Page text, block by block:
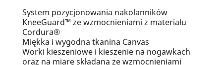
System pozycjonowania nakolanników
KneeGuard™ ze wzmocnieniami z materiału
Cordura®
Miękka i wygodna tkanina Canvas
Worki kieszeniowe i kieszenie na nogawkach
oraz na miarę składaną ze wzmocnieniami